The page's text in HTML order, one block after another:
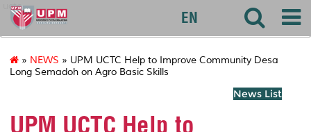
uctc
EN
» NEWS » UPM UCTC Help to Improve Community Desa
Long Semadoh on Agro Basic Skills
News List
UPM UCTC Help to